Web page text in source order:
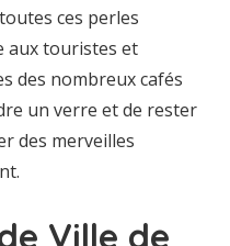
ces perles
aux touristes et
des nombreux cafés
un verre et de rester
des merveilles
Ville de